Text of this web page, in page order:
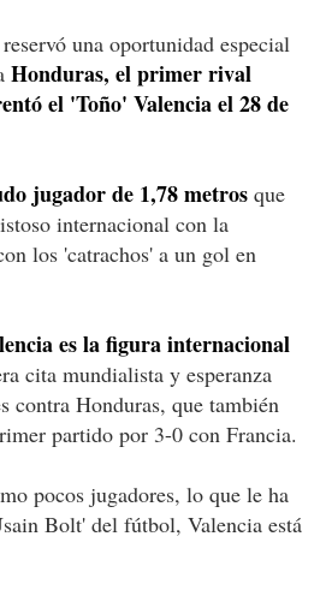
una oportunidad especial
Honduras, el primer rival
el 'Toño' Valencia el 28 de
jugador de 1,78 metros que
internacional con la
los 'catrachos' a un gol en
es la figura internacional
cita mundialista y esperanza
contra Honduras, que también
partido por 3-0 con Francia.
pocos jugadores, lo que le ha
Bolt' del fútbol, Valencia está